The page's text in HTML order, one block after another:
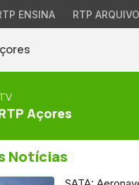
ENSINA RTP
Açores
Notícias